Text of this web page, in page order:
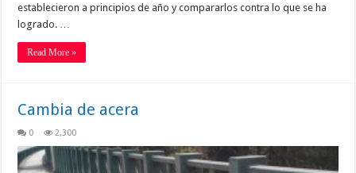
establecieron a principios de año y compararlos contra lo que se ha
logrado. …
Read More »
Cambia de acera
0 2,300